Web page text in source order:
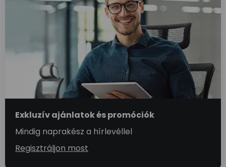
Exkluzív ajánlatok és promóciók
Mindig naprakész a hírlevéllel
Regisztráljon most